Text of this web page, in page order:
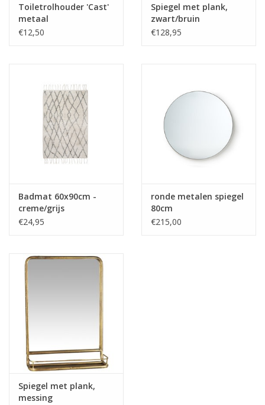
Toiletrolhouder 'Cast'
metaal
€12,50
Spiegel met plank,
zwart/bruin
€128,95
Badmat 60x90cm -
creme/grijs
€24,95
ronde metalen spiegel
80cm
€215,00
Spiegel met plank,
messing